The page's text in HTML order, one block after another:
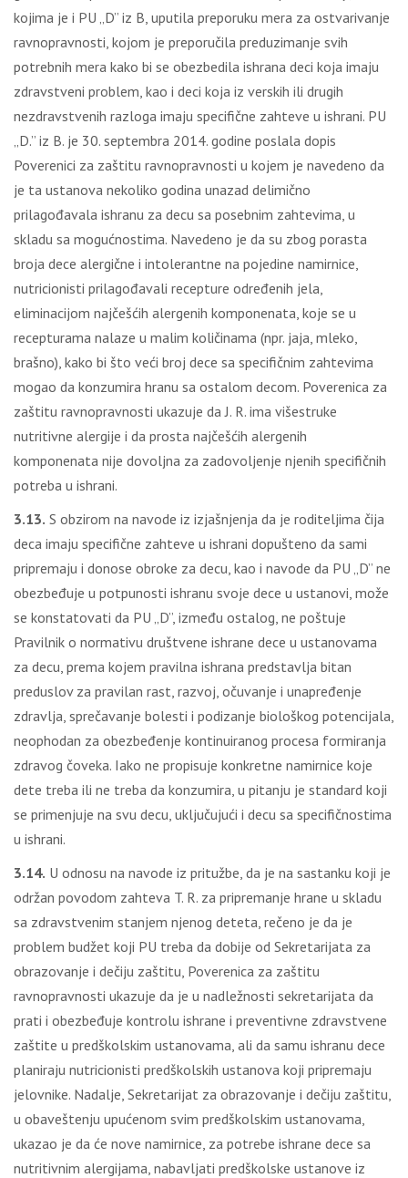
kojima je i PU „D” iz B, uputila preporuku mera za ostvarivanje
ravnopravnosti, kojom je preporučila preduzimanje svih
potrebnih mera kako bi se obezbedila ishrana deci koja imaju
zdravstveni problem, kao i deci koja iz verskih ili drugih
nezdravstvenih razloga imaju specifične zahteve u ishrani. PU
„D.” iz B. je 30. septembra 2014. godine poslala dopis
Poverenici za zaštitu ravnopravnosti u kojem je navedeno da
je ta ustanova nekoliko godina unazad delimično
prilagođavala ishranu za decu sa posebnim zahtevima, u
skladu sa mogućnostima. Navedeno je da su zbog porasta
broja dece alergične i intolerantne na pojedine namirnice,
nutricionisti prilagođavali recepture određenih jela,
eliminacijom najčešćih alergenih komponenata, koje se u
recepturama nalaze u malim količinama (npr. jaja, mleko,
brašno), kako bi što veći broj dece sa specifičnim zahtevima
mogao da konzumira hranu sa ostalom decom. Poverenica za
zaštitu ravnopravnosti ukazuje da J. R. ima višestruke
nutritivne alergije i da prosta najčešćih alergenih
komponenata nije dovoljna za zadovoljenje njenih specifičnih
potreba u ishrani.
3.13. S obzirom na navode iz izjašnjenja da je roditeljima čija
deca imaju specifične zahteve u ishrani dopušteno da sami
pripremaju i donose obroke za decu, kao i navode da PU „D” ne
obezbeđuje u potpunosti ishranu svoje dece u ustanovi, može
se konstatovati da PU „D”, između ostalog, ne poštuje
Pravilnik o normativu društvene ishrane dece u ustanovama
za decu, prema kojem pravilna ishrana predstavlja bitan
preduslov za pravilan rast, razvoj, očuvanje i unapređenje
zdravlja, sprečavanje bolesti i podizanje biološkog potencijala,
neophodan za obezbeđenje kontinuiranog procesa formiranja
zdravog čoveka. Iako ne propisuje konkretne namirnice koje
dete treba ili ne treba da konzumira, u pitanju je standard koji
se primenjuje na svu decu, uključujući i decu sa specifičnostima
u ishrani.
3.14. U odnosu na navode iz pritužbe, da je na sastanku koji je
održan povodom zahteva T. R. za pripremanje hrane u skladu
sa zdravstvenim stanjem njenog deteta, rečeno je da je
problem budžet koji PU treba da dobije od Sekretarijata za
obrazovanje i dečiju zaštitu, Poverenica za zaštitu
ravnopravnosti ukazuje da je u nadležnosti sekretarijata da
prati i obezbeđuje kontrolu ishrane i preventivne zdravstvene
zaštite u predškolskim ustanovama, ali da samu ishranu dece
planiraju nutricionisti predškolskih ustanova koji pripremaju
jelovnike. Nadalje, Sekretarijat za obrazovanje i dečiju zaštitu,
u obaveštenju upućenom svim predškolskim ustanovama,
ukazao je da će nove namirnice, za potrebe ishrane dece sa
nutritivnim alergijama, nabavljati predškolske ustanove iz